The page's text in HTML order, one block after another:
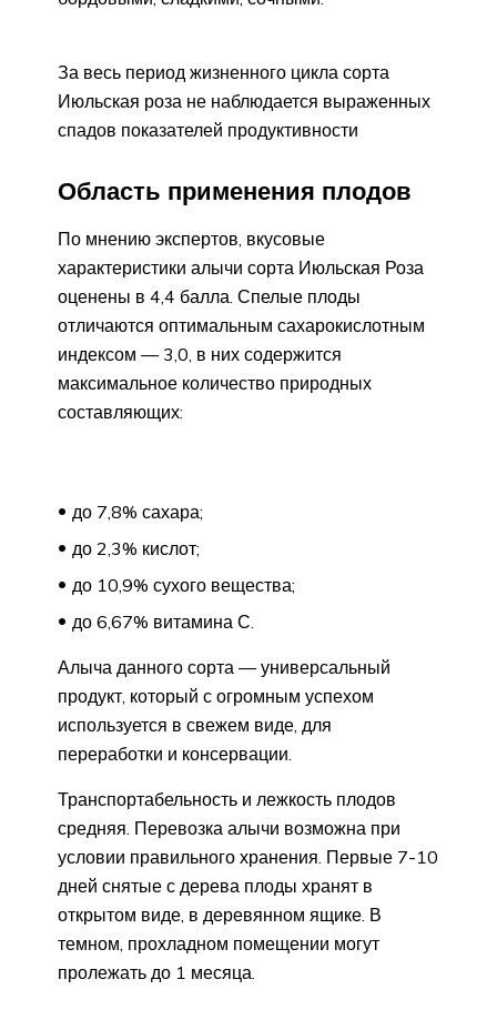
За весь период жизненного цикла сорта
Июльская роза не наблюдается выраженных
спадов показателей продуктивности
Область применения плодов
По мнению экспертов, вкусовые
характеристики алычи сорта Июльская Роза
оценены в 4,4 балла. Спелые плоды
отличаются оптимальным сахарокислотным
индексом — 3,0, в них содержится
максимальное количество природных
составляющих:
до 7,8% сахара;
до 2,3% кислот;
до 10,9% сухого вещества;
до 6,67% витамина С.
Алыча данного сорта — универсальный
продукт, который с огромным успехом
используется в свежем виде, для
переработки и консервации.
Транспортабельность и лежкость плодов
средняя. Перевозка алычи возможна при
условии правильного хранения. Первые 7-10
дней снятые с дерева плоды хранят в
открытом виде, в деревянном ящике. В
темном, прохладном помещении могут
пролежать до 1 месяца.